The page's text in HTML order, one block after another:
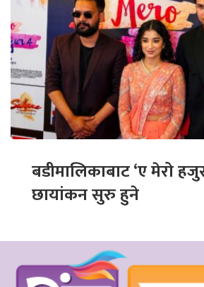
बडीमालिकाबाट ‘ए मेरो
छायांकन सुरु हुने